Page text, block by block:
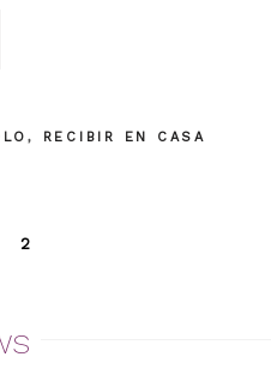
, RECIBIR EN CASA
2